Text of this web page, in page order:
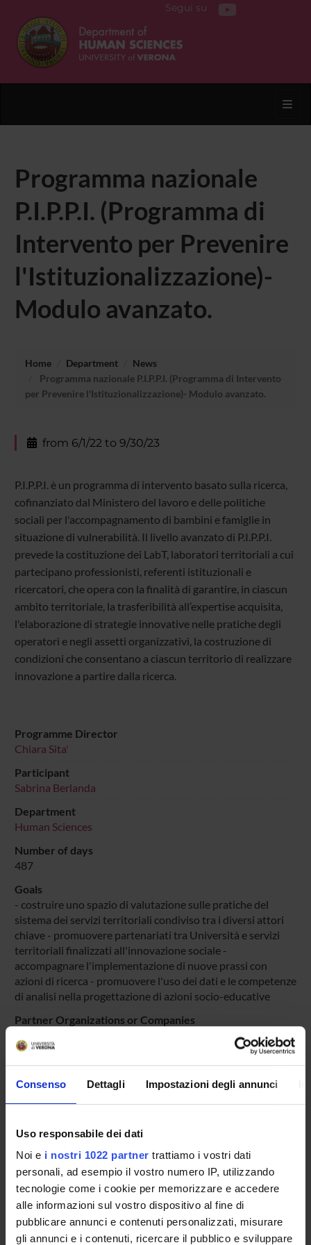
Consenso Dettagli Impostazioni degli annunci
Uso responsabile dei dati
Noi e i nostri 1022 partner trattiamo i vostri dati
personali, ad esempio il vostro numero IP, utilizzando
tecnologie come i cookie per memorizzare e accedere
alle informazioni sul vostro dispositivo al fine di
pubblicare annunci e contenuti personalizzati, misurare
gli annunci e i contenuti, ricercare il pubblico e sviluppare
Segui su
Programma nazionale
P.I.P.P.I. (Programma di
Intervento per Prevenire
l'Istituzionalizzazione)-
Modulo avanzato.
Home Department
News
Programma nazionale P.I.P.P.I. (Programma di Intervento
per Prevenire l'Istituzionalizzazione)- Modulo avanzato.
from 6/1/22 to 9/30/23
P.I.P.P.I. è un programma di intervento basato sulla ricerca,
cofinanziato dal Ministero del lavoro e delle politiche
sociali per l'accompagnamento di bambini e famiglie in
situazione di vulnerabilità. Il livello avanzato di P.I.P.P.I.
prevede la costituzione dei LabT, laboratori territoriali a cui
partecipano professionisti, referenti istituzionali e
ricercatori, che opera con la finalità di garantire, in ciascun
ambito territoriale, la trasferibilità all’expertise acquisita,
l'elaborazione di strategie innovative nelle pratiche degli
operatori e negli assetti organizzativi, la costruzione di
condizioni che consentano a ciascun territorio di realizzare
innovazione a partire dalla ricerca.
Programme Director
Chiara Sita'
Participant
Sabrina Berlanda
Department
Human Sciences
Number of days
487
Goals
- costruire uno spazio di valutazione sulle pratiche del
sistema dei servizi territoriali condiviso tra i diversi attori
chiave - promuovere partenariati tra Università e servizi
territoriali finalizzati all'innovazione sociale -
accompagnare l'implementazione di nuove prassi con
azioni di ricerca - promuovere l'uso dei dati e le competenze
di analisi nella progettazione di azioni socio-educative
Partner Organizations or Companies
MINISTERO DEL LAVORO E DELLE POLITICHE SOCIALI
Scientific areas involved
AREA MIN. 11 - Scienze storiche, filosofiche, pedagogiche e
psicologiche
Prevalent Category
Iniziative di co-produzione di conoscenza: Iniziative di co-
produzione di conoscenza